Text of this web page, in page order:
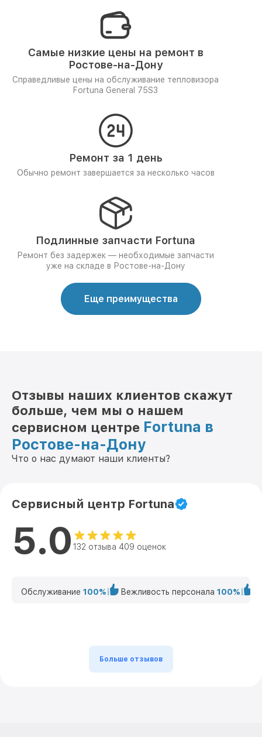
Самые низкие цены на ремонт в
Ростове-на-Дону
Справедливые цены на обслуживание тепловизора
Fortuna General 75S3
Ремонт за 1 день
Обычно ремонт завершается за несколько часов
Подлинные запчасти Fortuna
Ремонт без задержек — необходимые запчасти
уже на складе в Ростове-на-Дону
Еще преимущества
Отзывы наших клиентов скажут
больше, чем мы о нашем
сервисном центре Fortuna в
Ростове-на-Дону
Что о нас думают наши клиенты?
Сервисный центр Fortuna
5.0 132 отзыва 409 оценок
Обслуживание 100% Вежливость персонала 100%
Больше отзывов